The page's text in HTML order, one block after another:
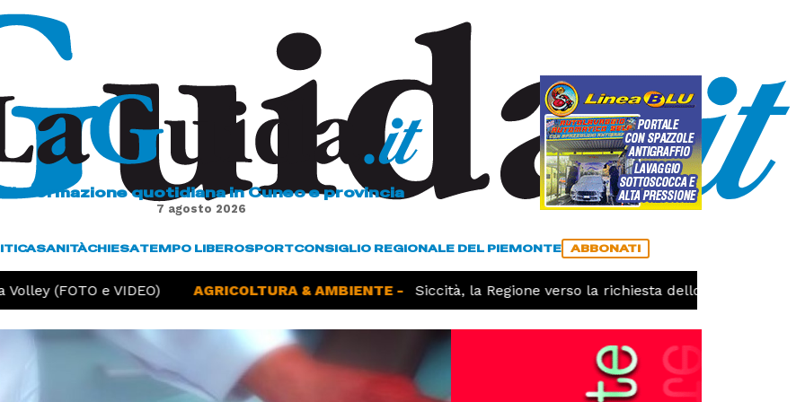
L'informazione quotidiana in Cuneo e provincia
7 agosto 2026
SANITÀCHIESATEMPO LIBEROSPORTCONSIGLIO REGIONALE DEL PIEMONTE ABBONATI
(FOTO e VIDEO) AGRICOLTURA & AMBIENTE - Siccità, la Regione verso la richiesta dello stato di